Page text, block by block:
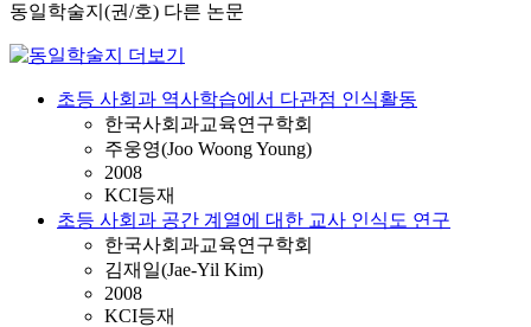
동일학술지(권/호) 다른 논문
초등 사회과 역사학습에서 다관점 인식활동
한국사회과교육연구학회
주웅영(Joo Woong Young)
2008
KCI등재
초등 사회과 공간 계열에 대한 교사 인식도 연구
한국사회과교육연구학회
김재일(Jae-Yil Kim)
2008
KCI등재